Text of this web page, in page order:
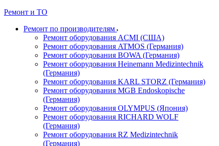
Ремонт и ТО
Ремонт по производителям
Ремонт оборудования ACMI (США)
Ремонт оборудования ATMOS (Германия)
Ремонт оборудования BOWA (Германия)
Ремонт оборудования Heinemann Medizintechnik
(Германия)
Ремонт оборудования KARL STORZ (Германия)
Ремонт оборудования MGB Endoskopische
(Германия)
Ремонт оборудования OLYMPUS (Япония)
Ремонт оборудования RICHARD WOLF
(Германия)
Ремонт оборудования RZ Medizintechnik
(Германия)